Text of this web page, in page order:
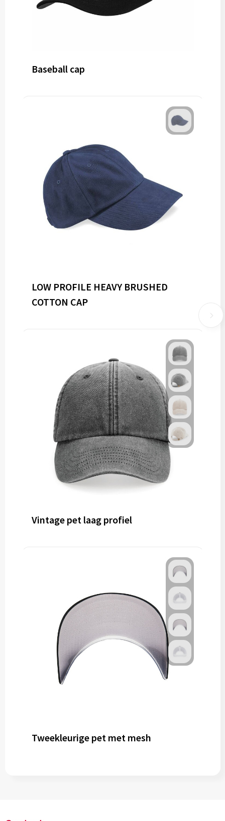
Baseball cap
LOW PROFILE HEAVY BRUSHED
COTTON CAP
Vintage pet laag profiel
Tweekleurige pet met mesh